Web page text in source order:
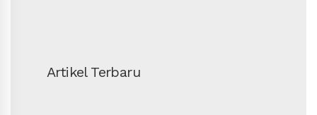
Artikel Terbaru